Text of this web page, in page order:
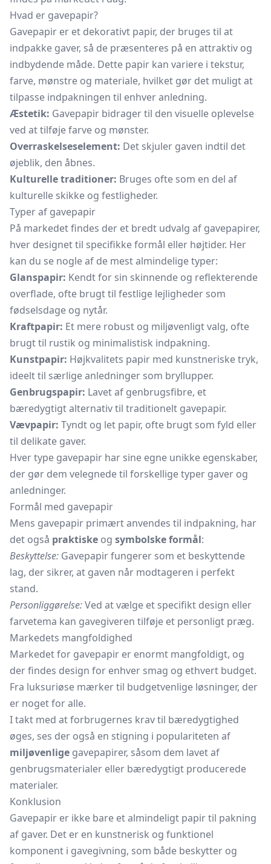
Hvad er gavepapir?
Gavepapir er et dekorativt papir, der bruges til at
indpakke gaver, så de præsenteres på en attraktiv og
indbydende måde. Dette papir kan variere i tekstur,
farve, mønstre og materiale, hvilket gør det muligt at
tilpasse indpakningen til enhver anledning.
Æstetik: Gavepapir bidrager til den visuelle oplevelse
ved at tilføje farve og mønster.
Overraskelseselement: Det skjuler gaven indtil det
øjeblik, den åbnes.
Kulturelle traditioner: Bruges ofte som en del af
kulturelle skikke og festligheder.
Typer af gavepapir
På markedet findes der et bredt udvalg af gavepapirer,
hver designet til specifikke formål eller højtider. Her
kan du se nogle af de mest almindelige typer:
Glanspapir: Kendt for sin skinnende og reflekterende
overflade, ofte brugt til festlige lejligheder som
fødselsdage og nytår.
Kraftpapir: Et mere robust og miljøvenligt valg, ofte
brugt til rustik og minimalistisk indpakning.
Kunstpapir: Højkvalitets papir med kunstneriske tryk,
ideelt til særlige anledninger som bryllupper.
Genbrugspapir: Lavet af genbrugsfibre, et
bæredygtigt alternativ til traditionelt gavepapir.
Vævpapir: Tyndt og let papir, ofte brugt som fyld eller
til delikate gaver.
Hver type gavepapir har sine egne unikke egenskaber,
der gør dem velegnede til forskellige typer gaver og
anledninger.
Formål med gavepapir
Mens gavepapir primært anvendes til indpakning, har
det også praktiske og symbolske formål:
Beskyttelse: Gavepapir fungerer som et beskyttende
lag, der sikrer, at gaven når modtageren i perfekt
stand.
Personliggørelse:Ved at vælge et specifikt design eller
farvetema kan gavegiveren tilføje et personligt præg.
Markedets mangfoldighed
Markedet for gavepapir er enormt mangfoldigt, og
der findes design for enhver smag og ethvert budget.
Fra luksuriøse mærker til budgetvenlige løsninger, der
er noget for alle.
I takt med at forbrugernes krav til bæredygtighed
øges, ses der også en stigning i populariteten af
miljøvenlige gavepapirer, såsom dem lavet af
genbrugsmaterialer eller bæredygtigt producerede
materialer.
Konklusion
Gavepapir er ikke bare et almindeligt papir til pakning
af gaver. Det er en kunstnerisk og funktionel
komponent i gavegivning, som både beskytter og